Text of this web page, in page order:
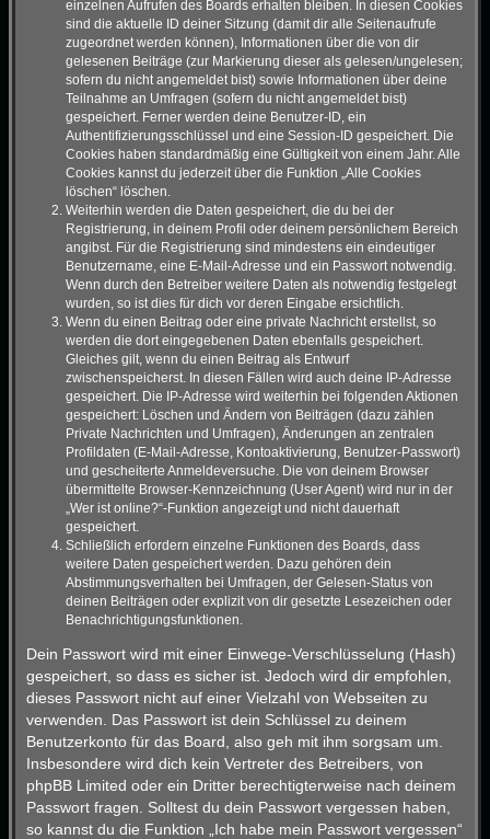
einzelnen Aufrufen des Boards erhalten bleiben. In diesen Cookies
sind die aktuelle ID deiner Sitzung (damit dir alle Seitenaufrufe
zugeordnet werden können), Informationen über die von dir
gelesenen Beiträge (zur Markierung dieser als gelesen/ungelesen;
sofern du nicht angemeldet bist) sowie Informationen über deine
Teilnahme an Umfragen (sofern du nicht angemeldet bist)
gespeichert. Ferner werden deine Benutzer-ID, ein
Authentifizierungsschlüssel und eine Session-ID gespeichert. Die
Cookies haben standardmäßig eine Gültigkeit von einem Jahr. Alle
Cookies kannst du jederzeit über die Funktion „Alle Cookies
löschen“ löschen.
Weiterhin werden die Daten gespeichert, die du bei der
Registrierung, in deinem Profil oder deinem persönlichem Bereich
angibst. Für die Registrierung sind mindestens ein eindeutiger
Benutzername, eine E-Mail-Adresse und ein Passwort notwendig.
Wenn durch den Betreiber weitere Daten als notwendig festgelegt
wurden, so ist dies für dich vor deren Eingabe ersichtlich.
Wenn du einen Beitrag oder eine private Nachricht erstellst, so
werden die dort eingegebenen Daten ebenfalls gespeichert.
Gleiches gilt, wenn du einen Beitrag als Entwurf
zwischenspeicherst. In diesen Fällen wird auch deine IP-Adresse
gespeichert. Die IP-Adresse wird weiterhin bei folgenden Aktionen
gespeichert: Löschen und Ändern von Beiträgen (dazu zählen
Private Nachrichten und Umfragen), Änderungen an zentralen
Profildaten (E-Mail-Adresse, Kontoaktivierung, Benutzer-Passwort)
und gescheiterte Anmeldeversuche. Die von deinem Browser
übermittelte Browser-Kennzeichnung (User Agent) wird nur in der
„Wer ist online?“-Funktion angezeigt und nicht dauerhaft
gespeichert.
Schließlich erfordern einzelne Funktionen des Boards, dass
weitere Daten gespeichert werden. Dazu gehören dein
Abstimmungsverhalten bei Umfragen, der Gelesen-Status von
deinen Beiträgen oder explizit von dir gesetzte Lesezeichen oder
Benachrichtigungsfunktionen.
Dein Passwort wird mit einer Einwege-Verschlüsselung (Hash)
gespeichert, so dass es sicher ist. Jedoch wird dir empfohlen,
dieses Passwort nicht auf einer Vielzahl von Webseiten zu
verwenden. Das Passwort ist dein Schlüssel zu deinem
Benutzerkonto für das Board, also geh mit ihm sorgsam um.
Insbesondere wird dich kein Vertreter des Betreibers, von
phpBB Limited oder ein Dritter berechtigterweise nach deinem
Passwort fragen. Solltest du dein Passwort vergessen haben,
so kannst du die Funktion „Ich habe mein Passwort vergessen“